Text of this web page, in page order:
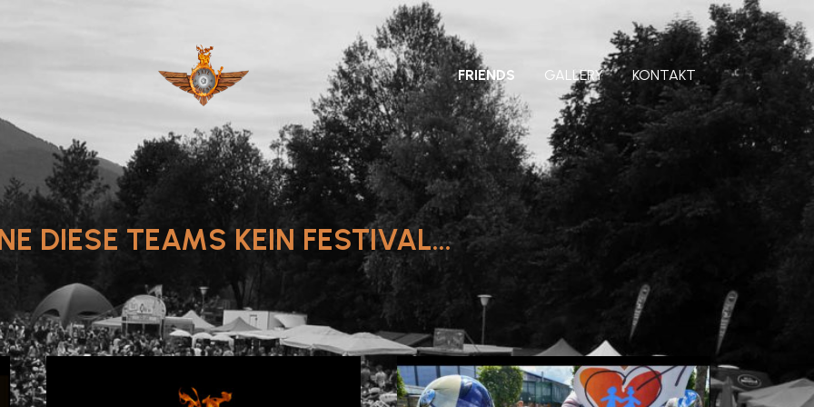
FRIENDS GALLERY KONTAKT
DIESE TEAMS KEIN FESTIVAL...